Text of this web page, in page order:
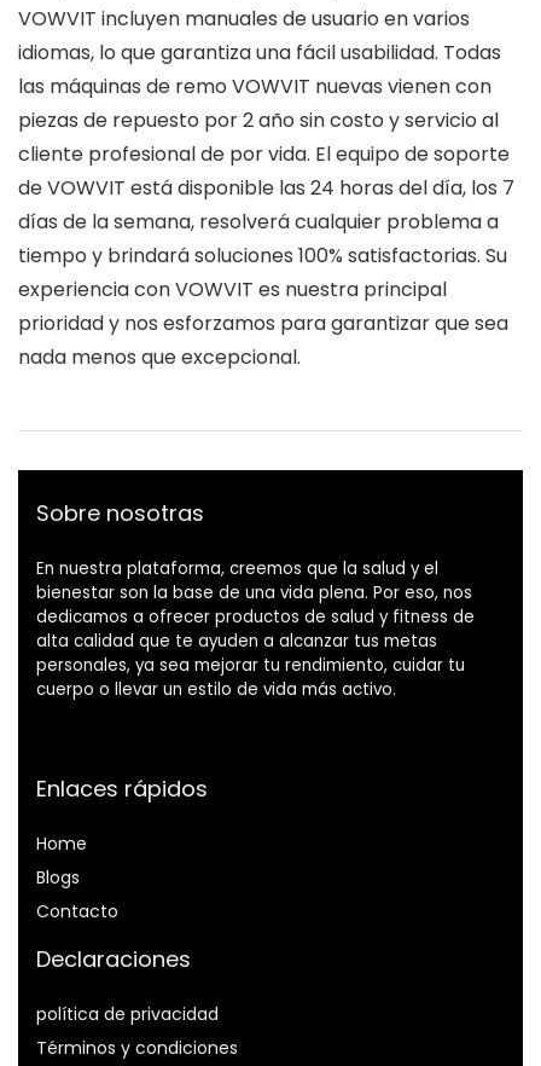
VOWVIT incluyen manuales de usuario en varios
idiomas, lo que garantiza una fácil usabilidad. Todas
las máquinas de remo VOWVIT nuevas vienen con
piezas de repuesto por 2 año sin costo y servicio al
cliente profesional de por vida. El equipo de soporte
de VOWVIT está disponible las 24 horas del día, los 7
días de la semana, resolverá cualquier problema a
tiempo y brindará soluciones 100% satisfactorias. Su
experiencia con VOWVIT es nuestra principal
prioridad y nos esforzamos para garantizar que sea
nada menos que excepcional.
Sobre nosotras
En nuestra plataforma, creemos que la salud y el
bienestar son la base de una vida plena. Por eso, nos
dedicamos a ofrecer productos de salud y fitness de
alta calidad que te ayuden a alcanzar tus metas
personales, ya sea mejorar tu rendimiento, cuidar tu
cuerpo o llevar un estilo de vida más activo.
Enlaces rápidos
Home
Blogs
Contacto
Declaraciones
política de privacidad
Términos y condiciones